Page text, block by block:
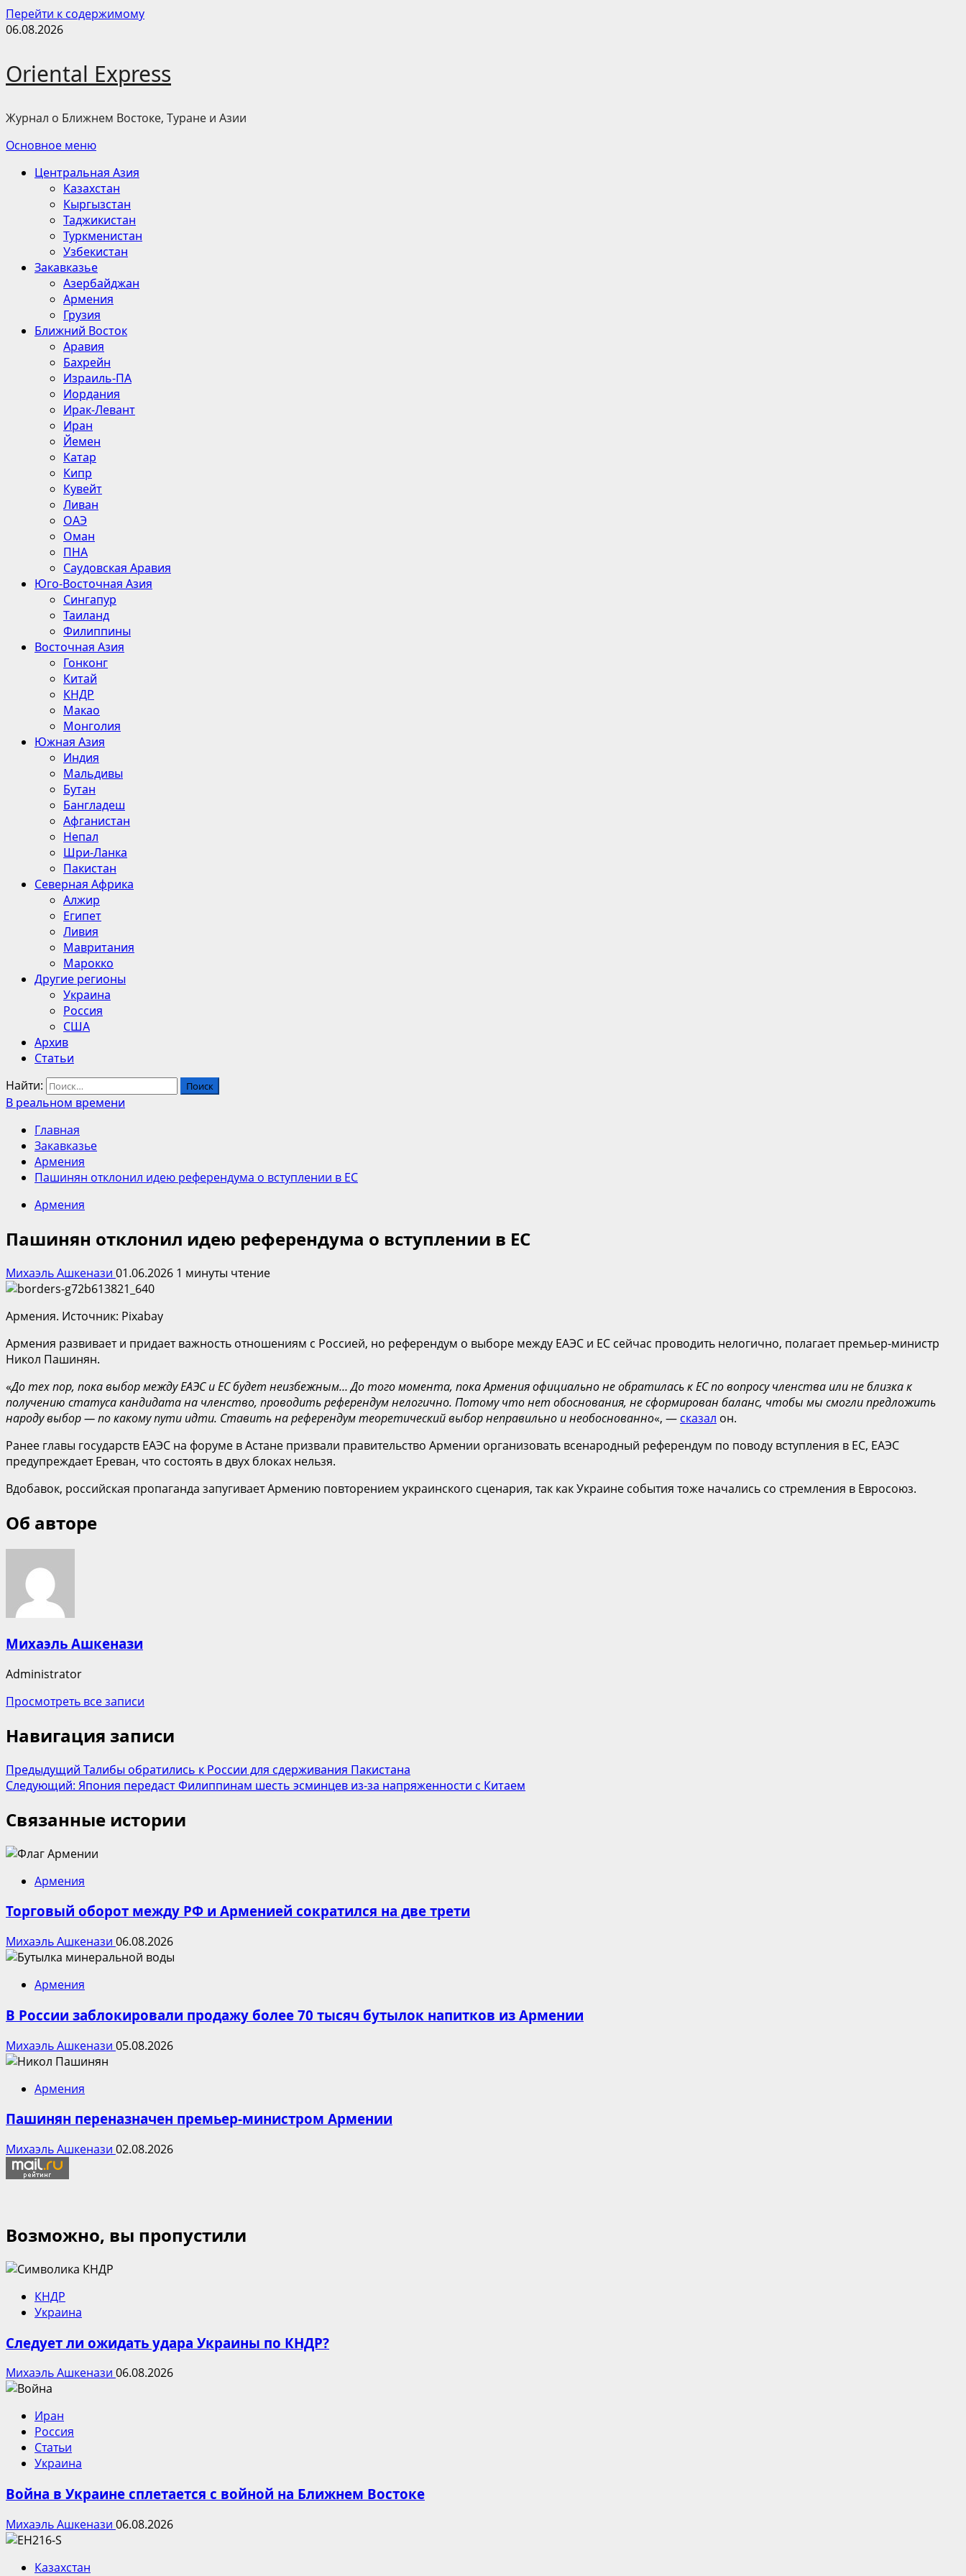
Перейти к содержимому
06.08.2026
Oriental Express
Журнал о Ближнем Востоке, Туране и Азии
Основное меню
Центральная Азия
Казахстан
Кыргызстан
Таджикистан
Туркменистан
Узбекистан
Закавказье
Азербайджан
Армения
Грузия
Ближний Восток
Аравия
Бахрейн
Израиль-ПА
Иордания
Ирак-Левант
Иран
Йемен
Катар
Кипр
Кувейт
Ливан
ОАЭ
Оман
ПНА
Саудовская Аравия
Юго-Восточная Азия
Сингапур
Таиланд
Филиппины
Восточная Азия
Гонконг
Китай
КНДР
Макао
Монголия
Южная Азия
Индия
Мальдивы
Бутан
Бангладеш
Афганистан
Непал
Шри-Ланка
Пакистан
Северная Африка
Алжир
Египет
Ливия
Мавритания
Марокко
Другие регионы
Украина
Россия
США
Архив
Статьи
Найти:
В реальном времени
Главная
Закавказье
Армения
Пашинян отклонил идею референдума о вступлении в ЕС
Армения
Пашинян отклонил идею референдума о вступлении в ЕС
Михаэль Ашкенази 01.06.2026 1 минуты чтение
Армения. Источник: Pixabay
Армения развивает и придает важность отношениям с Россией, но референдум о выборе между ЕАЭС и ЕС сейчас проводить нелогично, полагает премьер-министр
Никол Пашинян.
«До тех пор, пока выбор между ЕАЭС и ЕС будет неизбежным… До того момента, пока Армения официально не обратилась к ЕС по вопросу членства или не близка к
получению статуса кандидата на членство, проводить референдум нелогично. Потому что нет обоснования, не сформирован баланс, чтобы мы смогли предложить
народу выбор — по какому пути идти. Ставить на референдум теоретический выбор неправильно и необоснованно«, — сказал он.
Ранее главы государств ЕАЭС на форуме в Астане призвали правительство Армении организовать всенародный референдум по поводу вступления в ЕС, ЕАЭС
предупреждает Ереван, что состоять в двух блоках нельзя.
Вдобавок, российская пропаганда запугивает Армению повторением украинского сценария, так как Украине события тоже начались со стремления в Евросоюз.
Об авторе
Михаэль Ашкенази
Administrator
Просмотреть все записи
Навигация записи
Предыдущий Талибы обратились к России для сдерживания Пакистана
Следующий: Япония передаст Филиппинам шесть эсминцев из-за напряженности с Китаем
Связанные истории
Армения
Торговый оборот между РФ и Арменией сократился на две трети
Михаэль Ашкенази 06.08.2026
Армения
В России заблокировали продажу более 70 тысяч бутылок напитков из Армении
Михаэль Ашкенази 05.08.2026
Армения
Пашинян переназначен премьер-министром Армении
Михаэль Ашкенази 02.08.2026
Возможно, вы пропустили
КНДР
Украина
Следует ли ожидать удара Украины по КНДР?
Михаэль Ашкенази 06.08.2026
Иран
Россия
Статьи
Украина
Война в Украине сплетается с войной на Ближнем Востоке
Михаэль Ашкенази 06.08.2026
Казахстан